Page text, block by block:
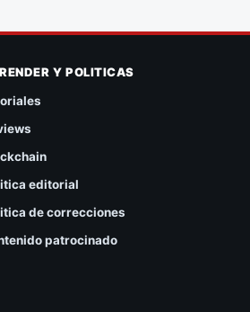
Y POLITICAS
editorial
de correcciones
patrocinado